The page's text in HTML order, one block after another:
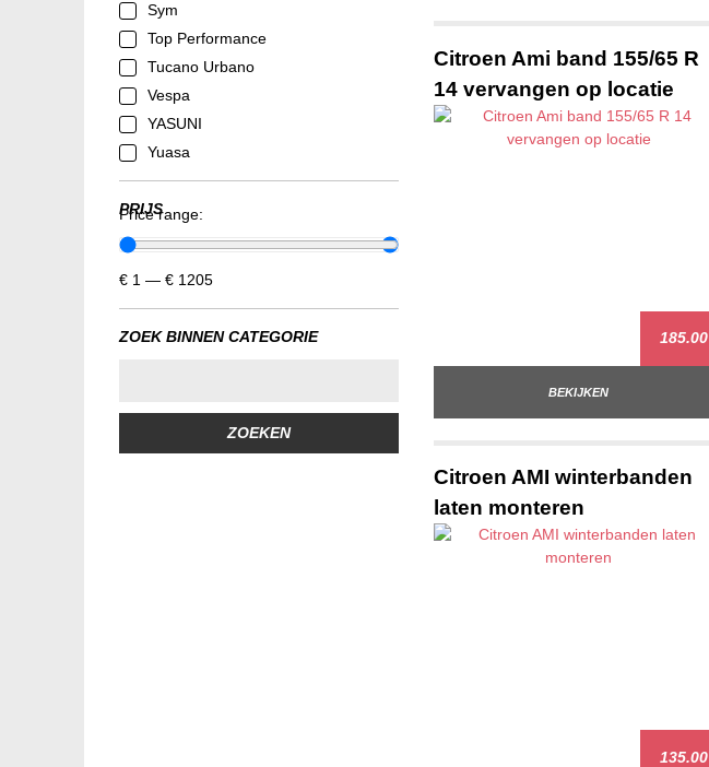
Sym
Top Performance
Tucano Urbano
Vespa
YASUNI
Yuasa
PRIJS
Price range:
€ 1 — € 1205
ZOEK BINNEN CATEGORIE
ZOEKEN
Citroen Ami band 155/65 R
14 vervangen op locatie
185.00
BEKIJKEN
Citroen AMI winterbanden
laten monteren
135.00